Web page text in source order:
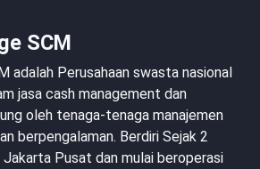
SCM
adalah Perusahaan swasta nasional
jasa cash management dan
oleh tenaga-tenaga manajemen
berpengalaman. Berdiri Sejak 2
Pusat dan mulai beroperasi